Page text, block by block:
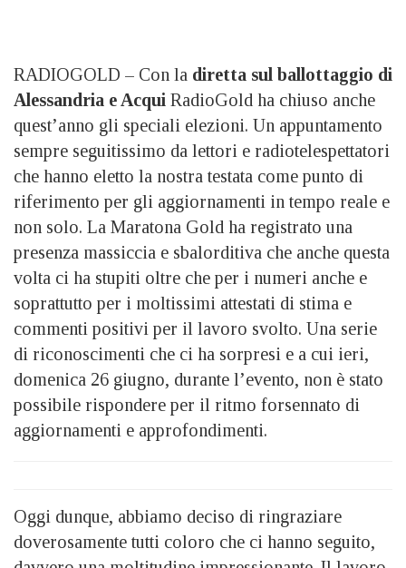
RADIOGOLD – Con la diretta sul ballottaggio di
Alessandria e Acqui RadioGold ha chiuso anche
quest’anno gli speciali elezioni. Un appuntamento
sempre seguitissimo da lettori e radiotelespettatori
che hanno eletto la nostra testata come punto di
riferimento per gli aggiornamenti in tempo reale e
non solo. La Maratona Gold ha registrato una
presenza massiccia e sbalorditiva che anche questa
volta ci ha stupiti oltre che per i numeri anche e
soprattutto per i moltissimi attestati di stima e
commenti positivi per il lavoro svolto. Una serie
di riconoscimenti che ci ha sorpresi e a cui ieri,
domenica 26 giugno, durante l’evento, non è stato
possibile rispondere per il ritmo forsennato di
aggiornamenti e approfondimenti.
Oggi dunque, abbiamo deciso di ringraziare
doverosamente tutti coloro che ci hanno seguito,